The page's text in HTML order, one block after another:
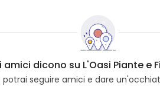
dicono su L'Oasi Piante e
seguire amici e dare